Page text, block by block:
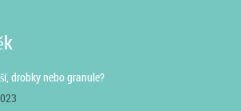
drobky nebo granule?